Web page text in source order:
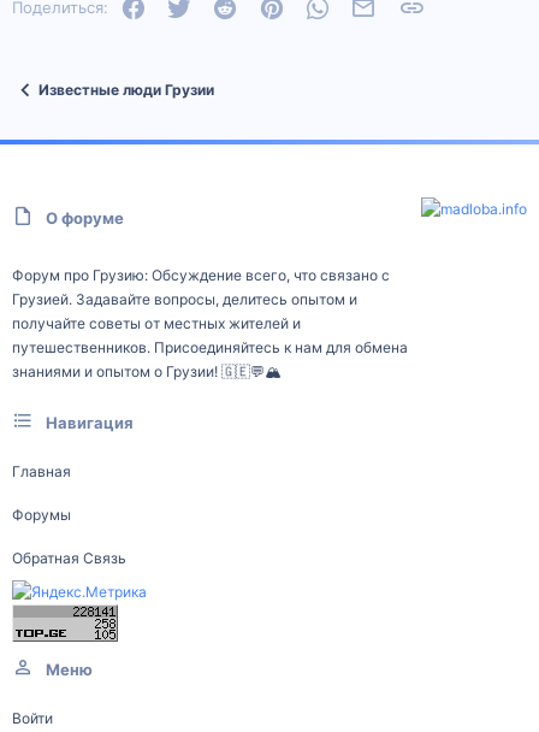
Поделиться: FacebookTwitter Reddit PinterestWhatsAppЭлектронная почта
Известные люди Грузии
О форуме
Форум про Грузию: Обсуждение всего, что связано с
Грузией. Задавайте вопросы, делитесь опытом и
получайте советы от местных жителей и
путешественников. Присоединяйтесь к нам для обмена
знаниями и опытом о Грузии! 🇬🇪💬🏔️
Навигация
Главная
Форумы
Обратная Связь
Меню
Войти